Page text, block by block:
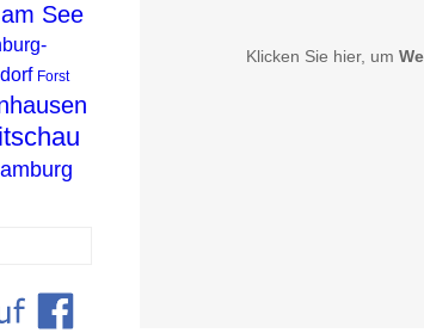
Klicken Sie hier, um
See
Forst